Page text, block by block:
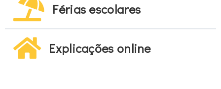
Férias escolares
Explicações online